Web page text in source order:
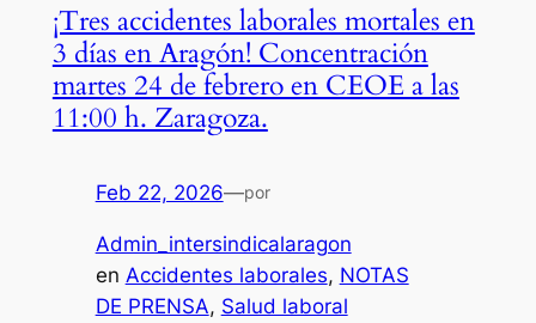
¡Tres accidentes laborales mortales en
3 días en Aragón! Concentración
martes 24 de febrero en CEOE a las
11:00 h. Zaragoza.
Feb 22, 2026—por
Admin_intersindicalaragon
en Accidentes laborales, NOTAS
DE PRENSA, Salud laboral